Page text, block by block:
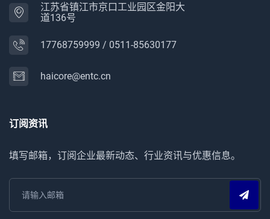
江苏省镇江市京口工业园区金阳大
道136号
17768759999 / 0511-85630177
haicore@entc.cn
订阅资讯
填写邮箱，订阅企业最新动态、行业资讯与优惠信息。